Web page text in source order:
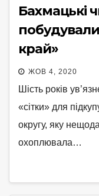
Бахмацькі
край»
ЖОВ 4, 2020
Шість років
«сітки» для
округу, яку
охоплювала…